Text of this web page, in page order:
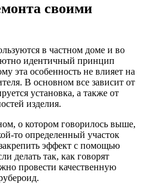
своими
в частном доме и во
идентичный принцип
эта особенность не влияет на
В основном все зависит от
установка, а также от
изделия.
о котором говорилось выше,
то определенный участок
эффект с помощью
делать так, как говорят
провести качественную